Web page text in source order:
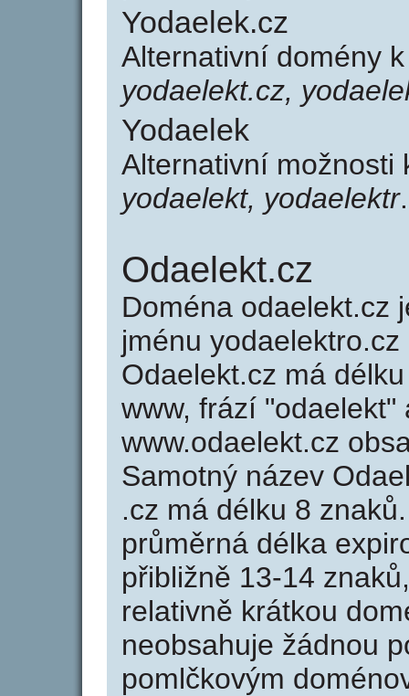
Yodaelek.cz
Alternativní domény
yodaelekt.cz,
Yodaelek
Alternativní možnosti
yodaelekt, yodaelektr.
Odaelekt.cz
Doména odaelekt.cz
jménu
Odaelekt.cz má
www, frází
www.odaelekt.cz
Samotný název
.cz má délku 8
průměrná délka
přibližně 13-14
relativně krátkou
neobsahuje žádnou
pomlčkovým